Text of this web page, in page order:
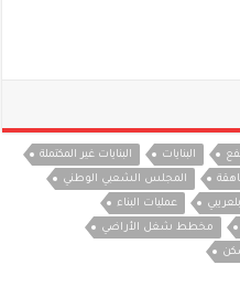
البنايات
البنايات غير المكتملة
المجلس الشعبي الوطني
عمليات البناء
مخطط شغل الأراضي